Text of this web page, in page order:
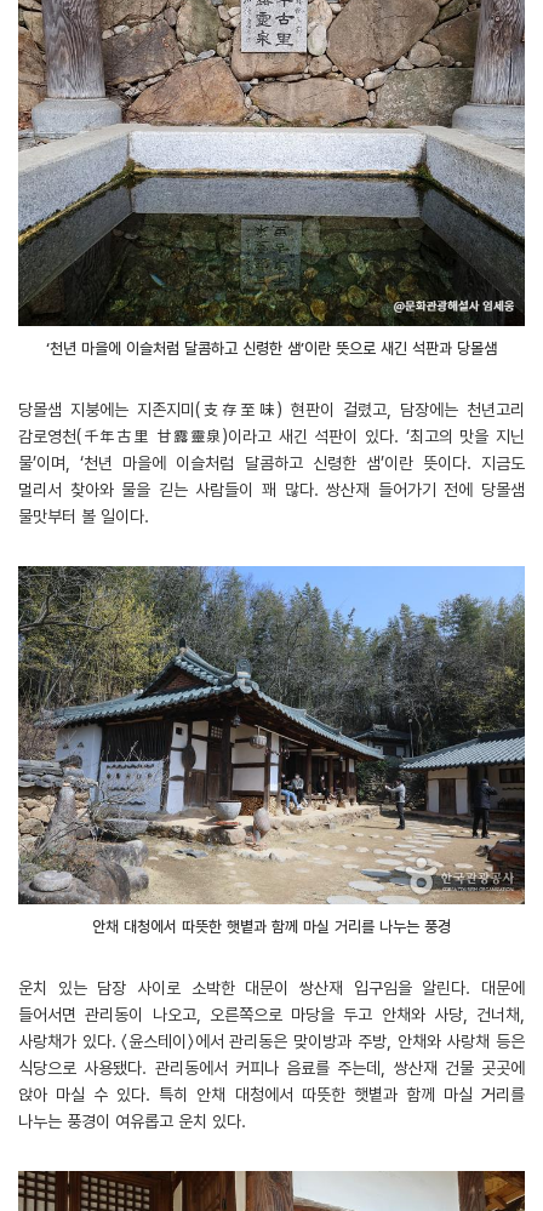
‘천년 마을에 이슬처럼 달콤하고 신령한 샘’이란 뜻으로 새긴 석판과 당몰샘
당몰샘 지붕에는 지존지미(支存至味) 현판이 걸렸고, 담장에는 천년고리
감로영천(千年古里 甘露靈泉)이라고 새긴 석판이 있다. ‘최고의 맛을 지닌
물’이며, ‘천년 마을에 이슬처럼 달콤하고 신령한 샘’이란 뜻이다. 지금도
멀리서 찾아와 물을 긷는 사람들이 꽤 많다. 쌍산재 들어가기 전에 당몰샘
물맛부터 볼 일이다.
안채 대청에서 따뜻한 햇볕과 함께 마실 거리를 나누는 풍경
운치 있는 담장 사이로 소박한 대문이 쌍산재 입구임을 알린다. 대문에
들어서면 관리동이 나오고, 오른쪽으로 마당을 두고 안채와 사당, 건너채,
사랑채가 있다. 〈윤스테이〉에서 관리동은 맞이방과 주방, 안채와 사랑채 등은
식당으로 사용됐다. 관리동에서 커피나 음료를 주는데, 쌍산재 건물 곳곳에
앉아 마실 수 있다. 특히 안채 대청에서 따뜻한 햇볕과 함께 마실 거리를
나누는 풍경이 여유롭고 운치 있다.